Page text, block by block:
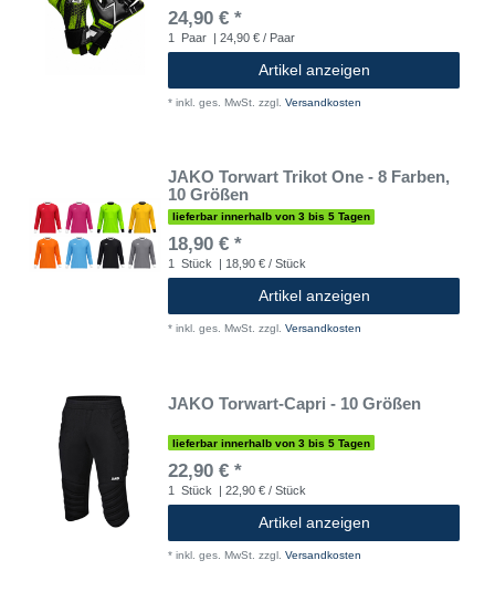
24,90 € *
1 Paar | 24,90 € / Paar
Artikel anzeigen
* inkl. ges. MwSt. zzgl. Versandkosten
JAKO Torwart Trikot One - 8 Farben,
10 Größen
lieferbar innerhalb von 3 bis 5 Tagen
18,90 € *
1 Stück | 18,90 € / Stück
Artikel anzeigen
* inkl. ges. MwSt. zzgl. Versandkosten
JAKO Torwart-Capri - 10 Größen
lieferbar innerhalb von 3 bis 5 Tagen
22,90 € *
1 Stück | 22,90 € / Stück
Artikel anzeigen
* inkl. ges. MwSt. zzgl. Versandkosten